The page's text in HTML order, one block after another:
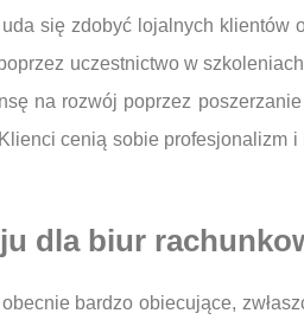
się zdobyć lojalnych
uczestnictwo w
na rozwój poprzez
cenią sobie profesjonalizm
dla biur
bardzo obiecujące,